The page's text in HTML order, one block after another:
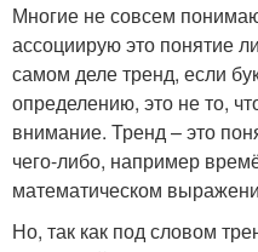
Многие не совсем
ассоциирую это понятие
самом деле тренд, если
определению, это не то,
внимание. Тренд – это
чего-либо, например
математическом
Но, так как под словом